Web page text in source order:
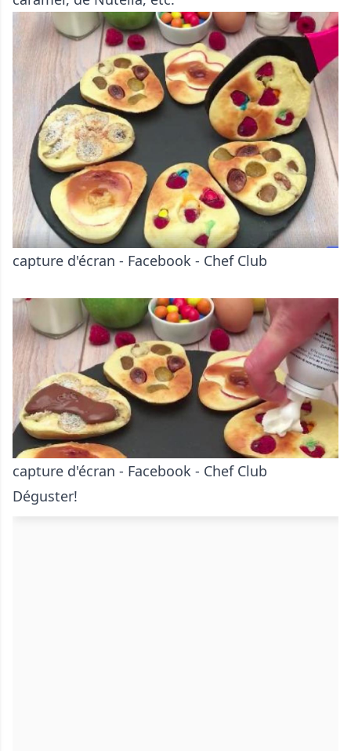
capture d'écran - Facebook - Chef Club
capture d'écran - Facebook - Chef Club
Déguster!